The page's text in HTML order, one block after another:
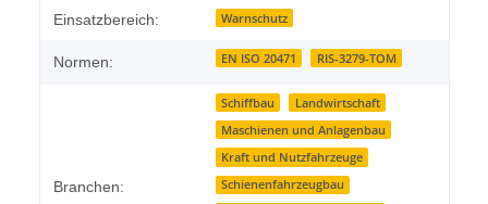
Produkteigenschaft
Wert
Einsatzbereich: Warnschutz
Normen: EN ISO 20471 RIS-3279-TOM
Branchen:
Schiffbau
Landwirtschaft
Maschienen und Anlagenbau
Kraft und Nutzfahrzeuge
Schienenfahrzeugbau